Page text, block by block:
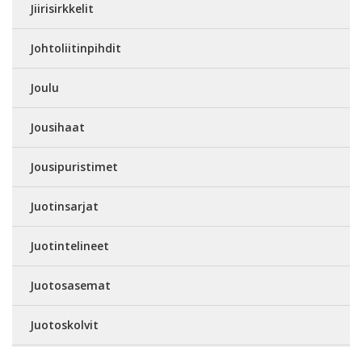
Jiirisirkkelit
Johtoliitinpihdit
Joulu
Jousihaat
Jousipuristimet
Juotinsarjat
Juotintelineet
Juotosasemat
Juotoskolvit